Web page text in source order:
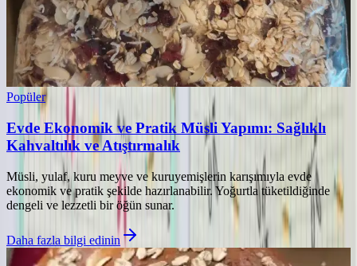
Popüler
Evde Ekonomik ve Pratik Müsli Yapımı: Sağlıklı
Kahvaltılık ve Atıştırmalık
Müsli, yulaf, kuru meyve ve kuruyemişlerin karışımıyla evde
ekonomik ve pratik şekilde hazırlanabilir. Yoğurtla tüketildiğinde
dengeli ve lezzetli bir öğün sunar.
Daha fazla bilgi edinin